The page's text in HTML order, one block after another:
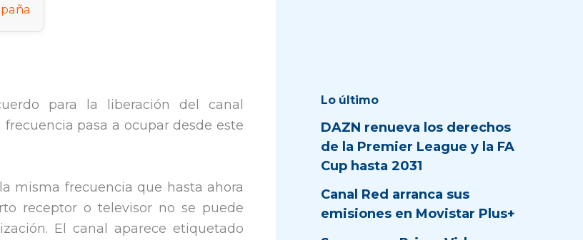
para la liberación del canal
pasa a ocupar desde este
misma frecuencia que hasta ahora
receptor o televisor no se puede
El canal aparece etiquetado
Lo último
DAZN renueva los derechos
de la Premier League y la FA
Cup hasta 2031
Canal Red arranca sus
emisiones en Movistar Plus+